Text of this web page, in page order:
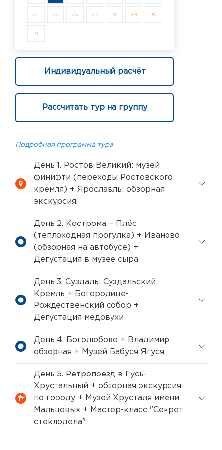
24 25 26 27 28 29 30
31
Индивидуальный расчёт
Рассчитать тур на группу
Подробная программа тура
День 1. Ростов Великий: музей
финифти (переходы Ростовского
кремля) + Ярославль: обзорная
экскурсия.
День 2. Кострома + Плёс
(теплоходная прогулка) + Иваново
(обзорная на автобусе) +
Дегустация в музее сыра
День 3. Суздаль: Суздальский
Кремль + Богородице-
Рождественский собор +
Дегустация медовухи
День 4. Боголюбово + Владимир
обзорная + Музей Бабуся Ягуся
День 5. Ретропоезд в Гусь-
Хрустальный + обзорная экскурсия
по городу + Музей Хрусталя имени
Мальцовых + Мастер-класс "Секрет
стеклодела"